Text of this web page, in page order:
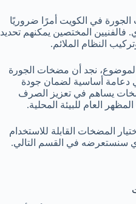
في الكويت أمرًا ضروريًا
فالفنيين المختصين يمكنهم تحديد
النظام الملائم.
نجد أن مضخات الجورة
دعامة أساسية لضمان جودة
يساهم في تعزيز الصرف
العام للبيئة المحلية.
المضخات القابلة للاستخدام
سنستعرضه في القسم التالي.